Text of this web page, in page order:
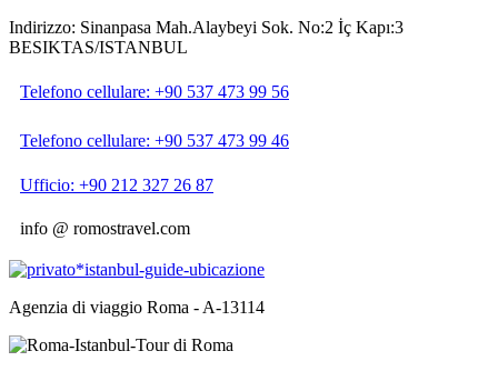
Indirizzo: Sinanpasa Mah.Alaybeyi Sok. No:2 İç Kapı:3
BESIKTAS/ISTANBUL
Telefono cellulare: +90 537 473 99 56
Telefono cellulare: +90 537 473 99 46
Ufficio: +90 212 327 26 87
info @ romostravel.com
Agenzia di viaggio Roma - A-13114